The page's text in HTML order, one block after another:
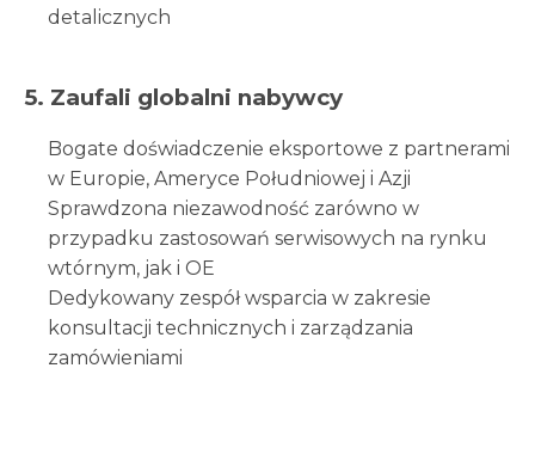
detalicznych
5. Zaufali globalni nabywcy
Bogate doświadczenie eksportowe z partnerami
w Europie, Ameryce Południowej i Azji
Sprawdzona niezawodność zarówno w
przypadku zastosowań serwisowych na rynku
wtórnym, jak i OE
Dedykowany zespół wsparcia w zakresie
konsultacji technicznych i zarządzania
zamówieniami